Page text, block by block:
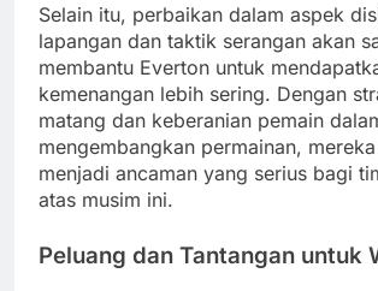
Selain itu, perbaikan dalam aspek
lapangan dan taktik serangan akan
membantu Everton untuk
kemenangan lebih sering. Dengan
matang dan keberanian pemain
mengembangkan permainan,
menjadi ancaman yang serius bagi
atas musim ini.
Peluang dan Tantangan untuk